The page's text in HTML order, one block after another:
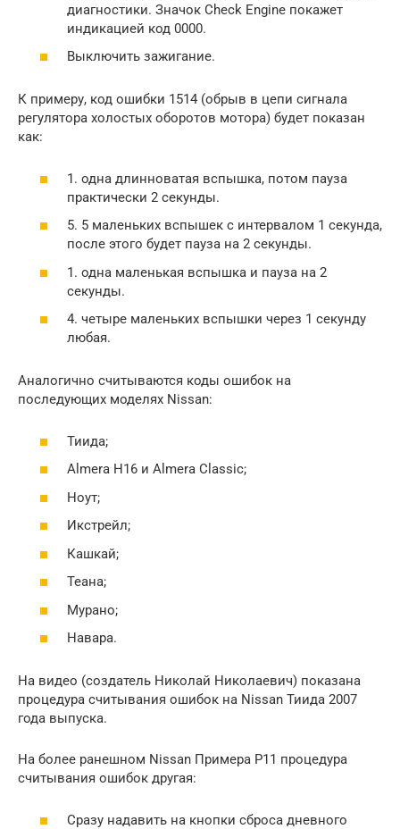
диагностики. Значок Check Engine покажет
индикацией код 0000.
Выключить зажигание.
К примеру, код ошибки 1514 (обрыв в цепи сигнала
регулятора холостых оборотов мотора) будет показан
как:
1. одна длинноватая вспышка, потом пауза
практически 2 секунды.
5. 5 маленьких вспышек с интервалом 1 секунда,
после этого будет пауза на 2 секунды.
1. одна маленькая вспышка и пауза на 2
секунды.
4. четыре маленьких вспышки через 1 секунду
любая.
Аналогично считываются коды ошибок на
последующих моделях Nissan:
Тиида;
Almera H16 и Almera Classic;
Ноут;
Икстрейл;
Кашкай;
Теана;
Мурано;
Навара.
На видео (создатель Николай Николаевич) показана
процедура считывания ошибок на Nissan Тиида 2007
года выпуска.
На более ранешном Nissan Примера P11 процедура
считывания ошибок другая:
Сразу надавить на кнопки сброса дневного